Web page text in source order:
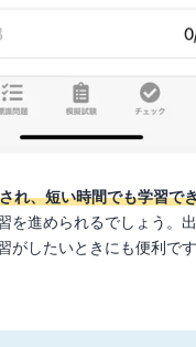
れ、短い時間でも学習で
を進められるでしょう。
がしたいときにも便利です